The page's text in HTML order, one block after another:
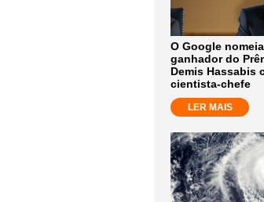
O Google
ganhador do
Demis Hassabis
cientista-chefe
LER MAIS